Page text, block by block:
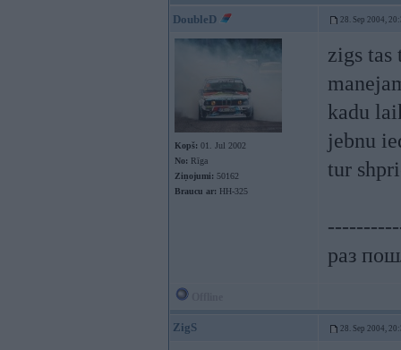
DoubleD 28. Sep 2004,
Kopš: 01. Jul 2002
No: Rīga
Ziņojumi: 50162
Braucu ar: HH-325
zigs tas
kadu
jebnu
tur
раз
ZigS 28. Sep 2004,